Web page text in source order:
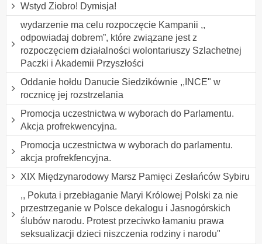
Wstyd Ziobro! Dymisja!
wydarzenie ma celu rozpoczęcie Kampanii ,,
odpowiadaj dobrem”, które związane jest z
rozpoczęciem działalności wolontariuszy Szlachetnej
Paczki i Akademii Przyszłości
Oddanie hołdu Danucie Siedzikównie ,,INCE" w
rocznicę jej rozstrzelania
Promocja uczestnictwa w wyborach do Parlamentu.
Akcja profrekwencyjna.
Promocja uczestnictwa w wyborach do parlamentu.
akcja profrekfencyjna.
XIX Międzynarodowy Marsz Pamięci Zesłańców Sybiru
,, Pokuta i przebłaganie Maryi Królowej Polski za nie
przestrzeganie w Polsce dekalogu i Jasnogórskich
ślubów narodu. Protest przeciwko łamaniu prawa
seksualizacji dzieci niszczenia rodziny i narodu"